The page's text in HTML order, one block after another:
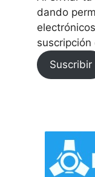
dando
suscripción
Suscribir